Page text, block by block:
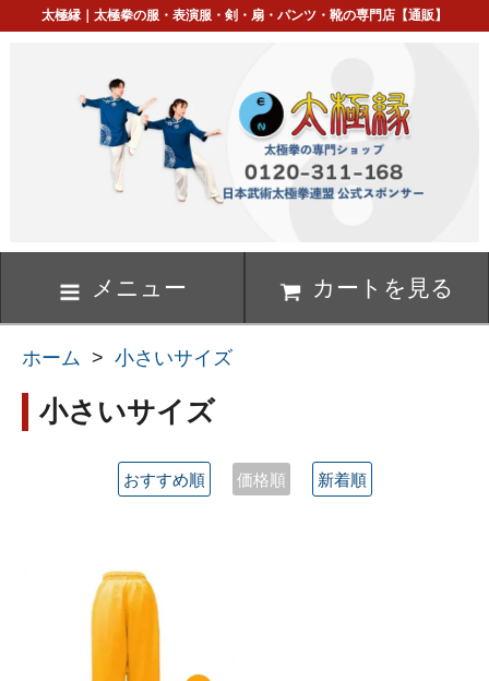
太極縁｜太極拳の服・表演服・剣・扇・パンツ・靴の専門店【通販】
メニュー カートを見る
ホーム > 小さいサイズ
小さいサイズ
おすすめ順 価格順 新着順